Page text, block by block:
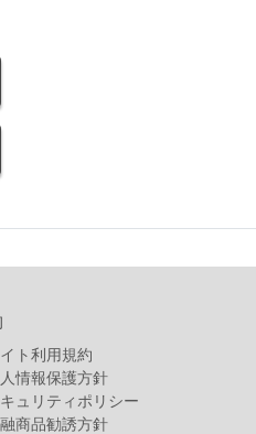
ト利用規約
情報保護方針
ュリティポリシー
商品勧誘方針